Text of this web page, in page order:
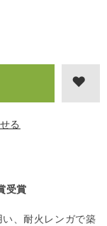
る
受賞
い、耐火レンガで築